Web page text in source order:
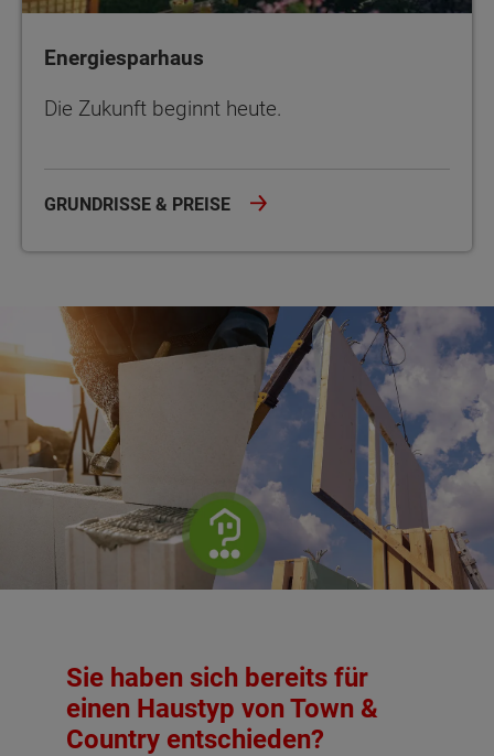
Energiesparhaus
Die Zukunft beginnt heute.
GRUNDRISSE & PREISE
Sie haben sich bereits für
einen Haustyp von Town &
Country entschieden?